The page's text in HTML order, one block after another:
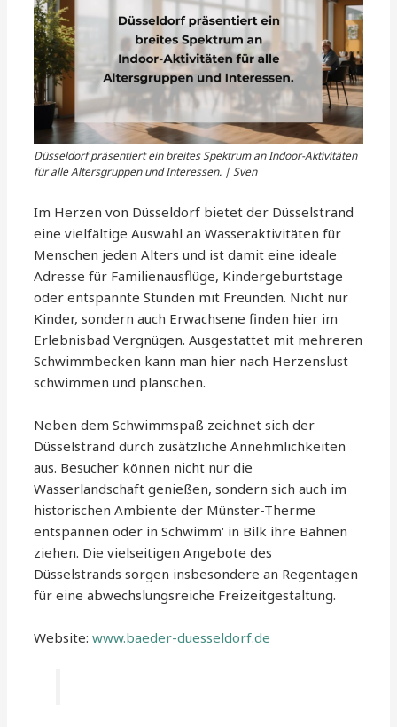
Düsseldorf präsentiert ein breites Spektrum an Indoor-Aktivitäten
für alle Altersgruppen und Interessen. | Sven
Im Herzen von Düsseldorf bietet der Düsselstrand
eine vielfältige Auswahl an Wasseraktivitäten für
Menschen jeden Alters und ist damit eine ideale
Adresse für Familienausflüge, Kindergeburtstage
oder entspannte Stunden mit Freunden. Nicht nur
Kinder, sondern auch Erwachsene finden hier im
Erlebnisbad Vergnügen. Ausgestattet mit mehreren
Schwimmbecken kann man hier nach Herzenslust
schwimmen und planschen.
Neben dem Schwimmspaß zeichnet sich der
Düsselstrand durch zusätzliche Annehmlichkeiten
aus. Besucher können nicht nur die
Wasserlandschaft genießen, sondern sich auch im
historischen Ambiente der Münster-Therme
entspannen oder in Schwimm‘ in Bilk ihre Bahnen
ziehen. Die vielseitigen Angebote des
Düsselstrands sorgen insbesondere an Regentagen
für eine abwechslungsreiche Freizeitgestaltung.
Website:www.baeder-duesseldorf.de